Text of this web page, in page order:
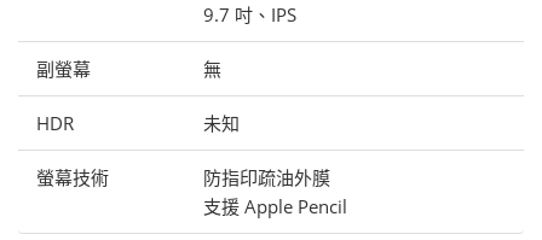
9.7 吋、IPS
副螢幕 無
HDR 未知
螢幕技術
防指印疏油外膜
支援 Apple Pencil